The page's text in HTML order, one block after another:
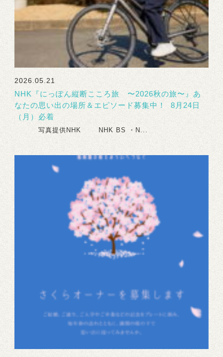
2026.05.21
NHK『にっぽん縦断こころ旅 〜2026秋の旅〜』あ
なたの思い出の場所＆エピソード募集中！ 8月24日
（月）必着
写真提供NHK NHK BS ・N...